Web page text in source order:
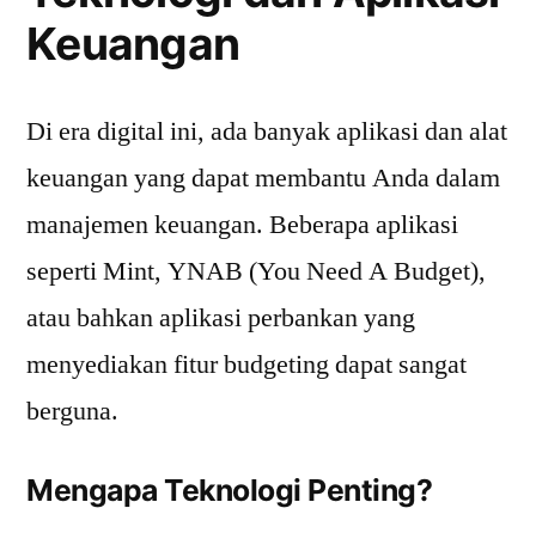
Keuangan
Di era digital ini, ada banyak aplikasi dan alat
keuangan yang dapat membantu Anda dalam
manajemen keuangan. Beberapa aplikasi
seperti Mint, YNAB (You Need A Budget),
atau bahkan aplikasi perbankan yang
menyediakan fitur budgeting dapat sangat
berguna.
Mengapa Teknologi Penting?